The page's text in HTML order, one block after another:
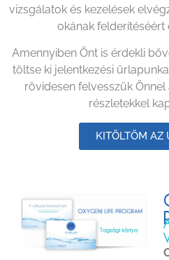
vizsgálatok és kezelések
okának felderítéséért
Amennyiben Önt is érdekli
töltse ki jelentkezési
rövidesen felvesszük
részletekkel
KITÖLTÖM AZ